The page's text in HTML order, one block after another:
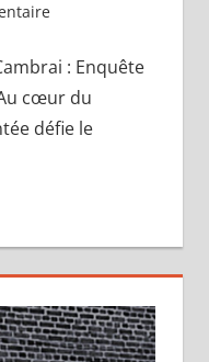
: Enquête
cœur du
défie le